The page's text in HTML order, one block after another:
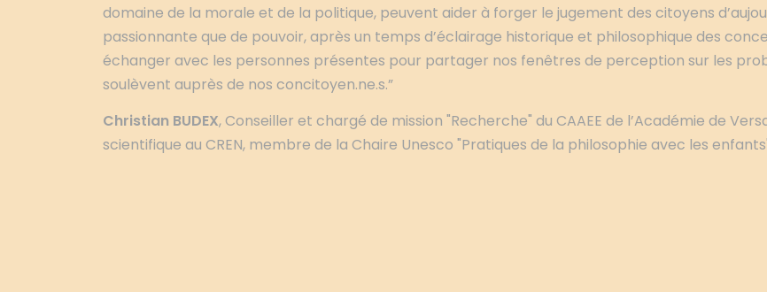
domaine de la morale et de la politique, peuvent aider à forger le jugement des citoyens
passionnante que de pouvoir, après un temps d’éclairage historique et philosophique des
échanger avec les personnes présentes pour partager nos fenêtres de perception sur les
soulèvent auprès de nos concitoyen.ne.s.”
Christian BUDEX, Conseiller et chargé de mission "Recherche" du CAAEE de l’Académie de
scientifique au CREN, membre de la Chaire Unesco "Pratiques de la philosophie avec les